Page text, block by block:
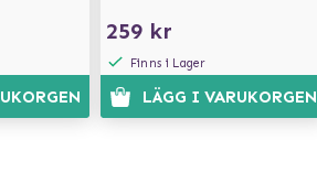
259 kr
Finns i Lager
LÄGG I VARUKORGEN